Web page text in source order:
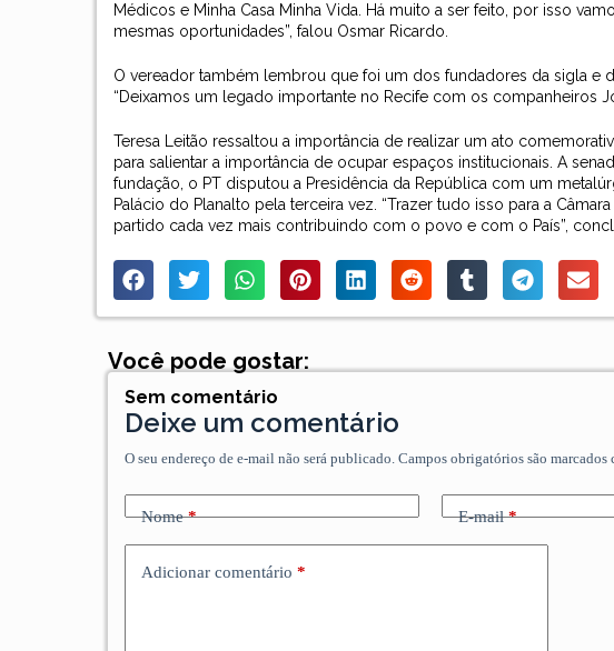
Médicos e Minha Casa Minha Vida. Há muito a ser feito, por isso
mesmas oportunidades”, falou Osmar Ricardo.
O vereador também lembrou que foi um dos fundadores da sigla e
“Deixamos um legado importante no Recife com os companheiros
Teresa Leitão ressaltou a importância de realizar um ato
para salientar a importância de ocupar espaços institucionais. A
fundação, o PT disputou a Presidência da República com um
Palácio do Planalto pela terceira vez. “Trazer tudo isso para a
partido cada vez mais contribuindo com o povo e com o País”,
Você pode gostar:
Sem comentário
Deixe um comentário
O seu endereço de e-mail não será publicado. Campos obrigatórios são marcados
Nome* E-mail*
Adicionar comentário *